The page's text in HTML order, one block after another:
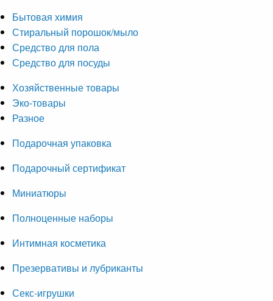
Бытовая химия
Стиральный порошок/мыло
Средство для пола
Средство для посуды
Хозяйственные товары
Эко-товары
Разное
Подарочная упаковка
Подарочный сертификат
Миниатюры
Полноценные наборы
Интимная косметика
Презервативы и лубриканты
Секс-игрушки